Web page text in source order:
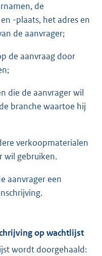
de
-plaats, het adres en
de aanvrager;
de aanvraag door
die de aanvrager wil
branche waartoe hij
verkoopmaterialen
wil gebruiken.
aanvrager een
op wachtlijst
wordt doorgehaald: